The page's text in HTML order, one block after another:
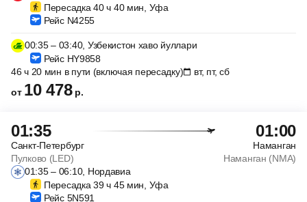
Пересадка 40 ч 40 мин, Уфа
Рейс N4255
00:35 – 03:40, Узбекистон хаво йуллари
Рейс HY9858
46 ч 20 мин в пути (включая пересадку)
вт, пт, сб
от 10 478 р.
01:35 01:00
Санкт-Петербург
Наманган
Пулково (LED)
Наманган (NMA)
01:35 – 06:10, Нордавиа
Пересадка 39 ч 45 мин, Уфа
Рейс 5N591